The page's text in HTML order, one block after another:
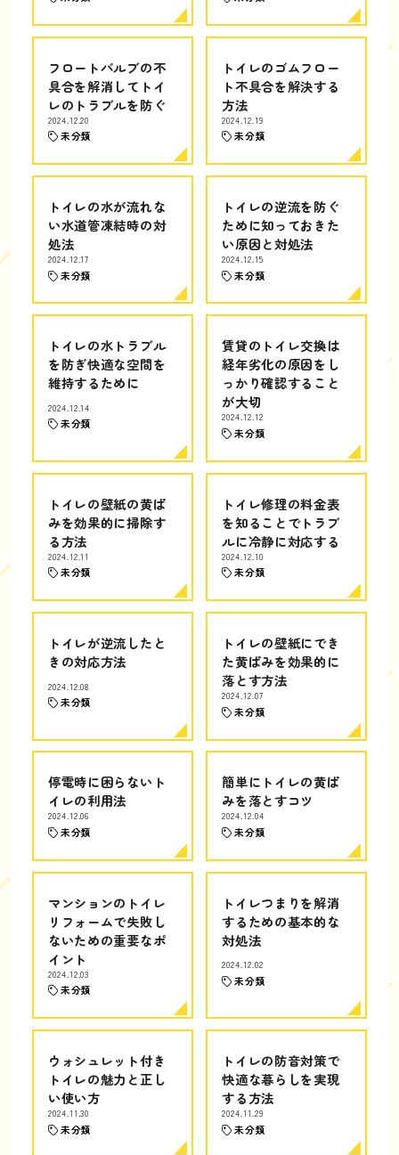
フロートバルブの不
具合を解消してトイ
レのトラブルを防ぐ
2024.12.20
未分類
トイレのゴムフロー
ト不具合を解決する
方法
2024.12.19
未分類
トイレの水が流れな
い水道管凍結時の対
処法
2024.12.17
未分類
トイレの逆流を防ぐ
ために知っておきた
い原因と対処法
2024.12.15
未分類
トイレの水トラブル
を防ぎ快適な空間を
維持するために
2024.12.14
未分類
賃貸のトイレ交換は
経年劣化の原因をし
っかり確認すること
が大切
2024.12.12
未分類
トイレの壁紙の黄ば
みを効果的に掃除す
る方法
2024.12.11
未分類
トイレ修理の料金表
を知ることでトラブ
ルに冷静に対応する
2024.12.10
未分類
トイレが逆流したと
きの対応方法
2024.12.08
未分類
トイレの壁紙にでき
た黄ばみを効果的に
落とす方法
2024.12.07
未分類
停電時に困らないト
イレの利用法
2024.12.06
未分類
簡単にトイレの黄ば
みを落とすコツ
2024.12.04
未分類
マンションのトイレ
リフォームで失敗し
ないための重要なポ
イント
2024.12.03
未分類
トイレつまりを解消
するための基本的な
対処法
2024.12.02
未分類
ウォシュレット付き
トイレの魅力と正し
い使い方
2024.11.30
未分類
トイレの防音対策で
快適な暮らしを実現
する方法
2024.11.29
未分類